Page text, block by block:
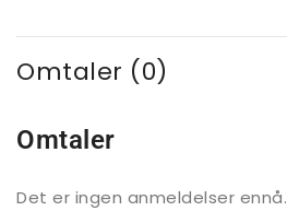
Omtaler (0)
Omtaler
Det er ingen anmeldelser ennå.